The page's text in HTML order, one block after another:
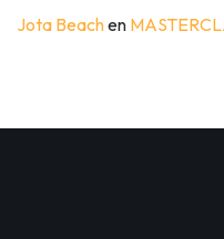
Jota Beachen